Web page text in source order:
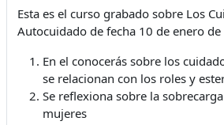
Esta es el curso grabado sobre Los
Autocuidado de fecha 10 de enero
En el conocerás sobre los
se relacionan con los roles y
Se reflexiona sobre la
mujeres